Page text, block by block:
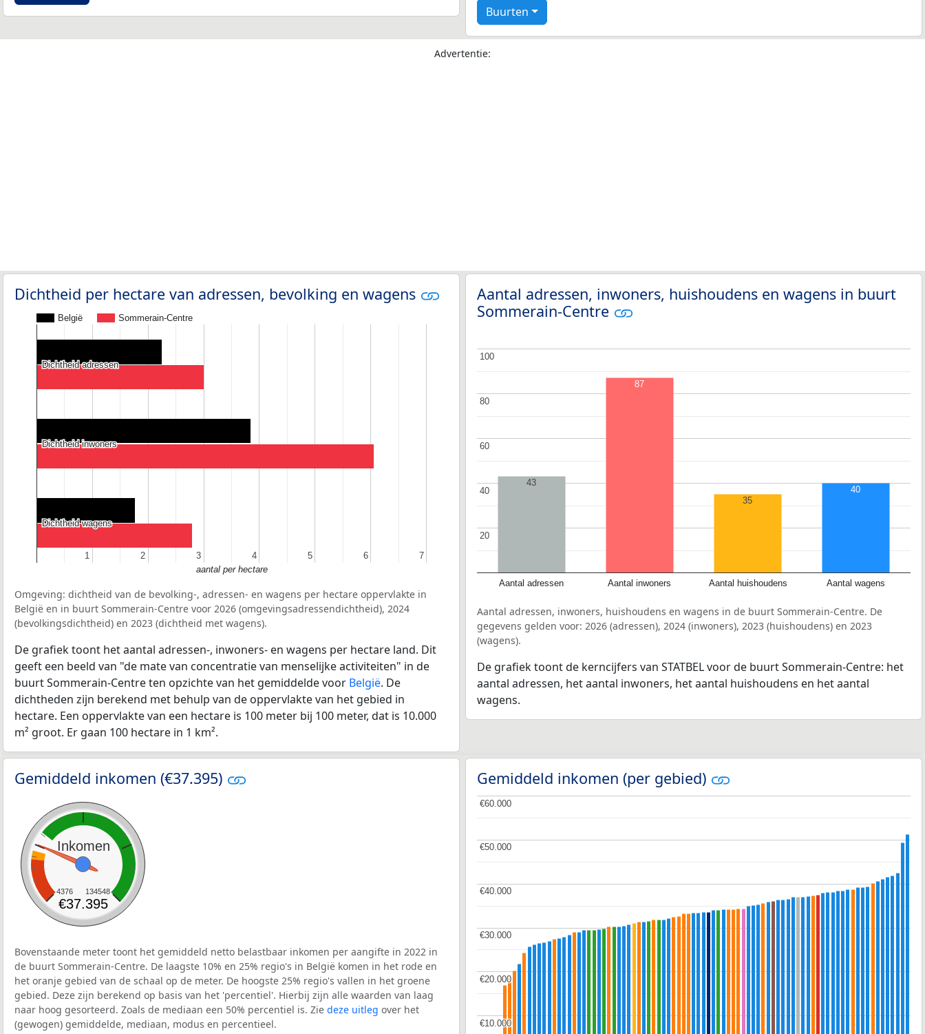
Buurten
Advertentie:
Dichtheid per hectare van adressen, bevolking en wagens
België Sommerain-Centre
1
1 2
2 3
3 4
4 5
5 6
6 7
7
Dichtheid adressen
Dichtheid adressen
Dichtheid inwoners
Dichtheid inwoners
Dichtheid wagens
Dichtheid wagens
aantal per hectare
Omgeving: dichtheid van de bevolking-, adressen- en wagens per hectare oppervlakte in
België en in buurt Sommerain-Centre voor 2026 (omgevingsadressendichtheid), 2024
(bevolkingsdichtheid) en 2023 (dichtheid met wagens).
De grafiek toont het aantal adressen-, inwoners- en wagens per hectare land. Dit
geeft een beeld van "de mate van concentratie van menselijke activiteiten" in de
buurt Sommerain-Centre ten opzichte van het gemiddelde voor België. De
dichtheden zijn berekend met behulp van de oppervlakte van het gebied in
hectare. Een oppervlakte van een hectare is 100 meter bij 100 meter, dat is 10.000
m² groot. Er gaan 100 hectare in 1 km².
Aantal adressen, inwoners, huishoudens en wagens in buurt
Sommerain-Centre
Aantal adressen Aantal inwoners Aantal huishoudens Aantal wagens
20
20
40
40
60
60
80
80
100
100
43
87
35
40
Aantal adressen, inwoners, huishoudens en wagens in de buurt Sommerain-Centre. De
gegevens gelden voor: 2026 (adressen), 2024 (inwoners), 2023 (huishoudens) en 2023
(wagens).
De grafiek toont de kerncijfers van STATBEL voor de buurt Sommerain-Centre: het
aantal adressen, het aantal inwoners, het aantal huishoudens en het aantal
wagens.
Gemiddeld inkomen (€37.395)
Inkomen
4376 134548
€37.395
Bovenstaande meter toont het gemiddeld netto belastbaar inkomen per aangifte in 2022 in
de buurt Sommerain-Centre. De laagste 10% en 25% regio's in België komen in het rode en
het oranje gebied van de schaal op de meter. De hoogste 25% regio's vallen in het groene
gebied. Deze zijn berekend op basis van het 'percentiel'. Hierbij zijn alle waarden van laag
naar hoog gesorteerd. Zoals de mediaan een 50% percentiel is. Zie deze uitleg over het
(gewogen) gemiddelde, mediaan, modus en percentieel.
Gemiddeld inkomen (per gebied)
€10.000
€10.000
€20.000
€20.000
€30.000
€30.000
€40.000
€40.000
€50.000
€50.000
€60.000
€60.000